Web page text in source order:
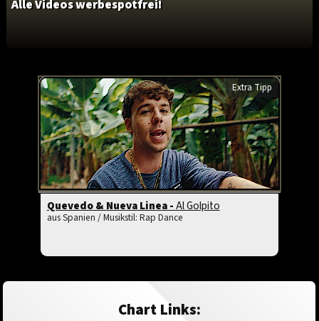
Alle Videos werbespotfrei!
Extra Tipp
Quevedo & Nueva Linea -Al Golpito
aus Spanien / Musikstil: Rap Dance
Chart Links: